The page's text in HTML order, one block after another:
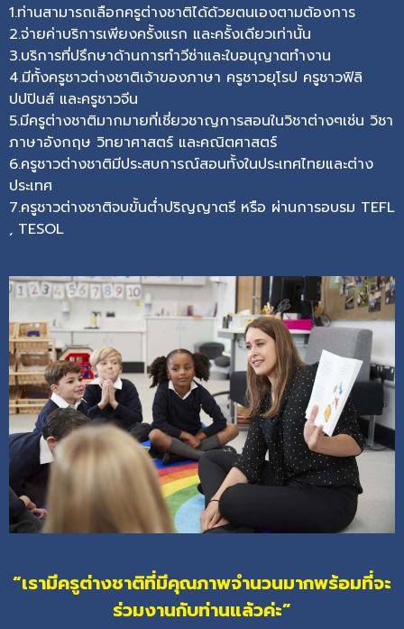
1.ท่านสามารถเลือกครูต่างชาติได้ด้วยตนเองตามต้องการ
2.จ่ายค่าบริการเพียงครั้งแรก และครั้งเดียวเท่านั้น
3.บริการที่ปรึกษาด้านการทำวีซ่าและใบอนุญาตทำงาน
4.มีทั้งครูชาวต่างชาติเจ้าของภาษา ครูชาวยุโรป ครูชาวฟิลิ
ปปปินส์ และครูชาวจีน
5.มีครูต่างชาติมากมายที่เชี่ยวชาญการสอนในวิชาต่างๆเช่น วิชา
ภาษาอังกฤษ วิทยาศาสตร์ และคณิตศาสตร์
6.ครูชาวต่างชาติมีประสบการณ์สอนทั้งในประเทศไทยและต่าง
ประเทศ
7.ครูชาวต่างชาติจบขั้นต่ำปริญญาตรี หรือ ผ่านการอบรม TEFL
, TESOL
“เรามีครูต่างชาติที่มีคุณภาพจำนวนมากพร้อมที่จะ
ร่วมงานกับท่านแล้วค่ะ”